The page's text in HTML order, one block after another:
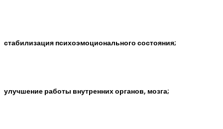
стабилизация психоэмоционального состояния;
улучшение работы внутренних органов, мозга;